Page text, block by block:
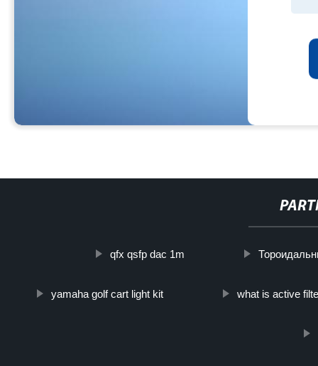
qfx qsfp dac 1m
yamaha golf cart light kit what is active